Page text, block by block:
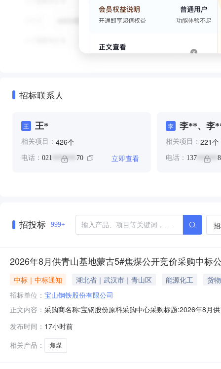
招标联系人
王 王*
相关项目： 426个
电话： 021 ******* 70 立即查看
李 李**、李
相关项目： 221个
电话： 137 ******
招投标 999+
2026年8月供青山基地蒙古5#焦煤公开竞价采购中标
中标｜中标通知 湖北省｜武汉市｜青山区 能源化工
货物
招标单位： 宝山钢铁股份有限公司
正文内容： 采购商名称:宝钢股份原料采购中心采购标题:2026年8月
发布时间： 17小时前
相关产品：
焦煤